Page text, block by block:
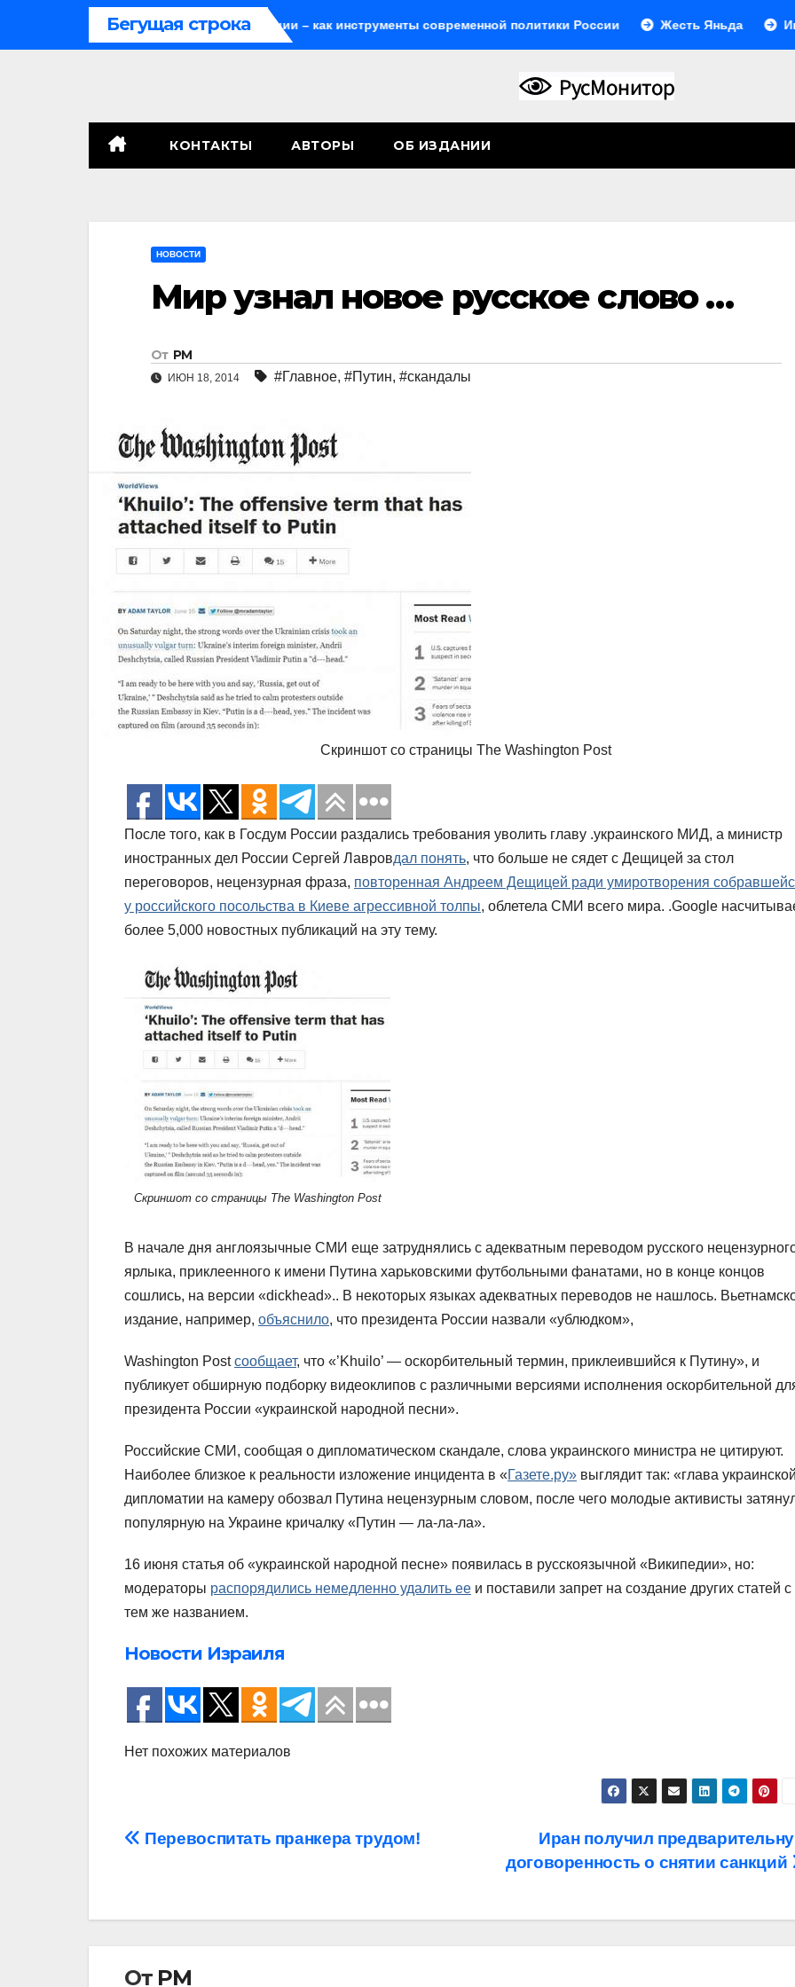
Бегущая строка
Мародёрство и провокации – как инструменты современной политики России Жесть Яньда Иногда
КОНТАКТЫ АВТОРЫ ОБ ИЗДАНИИ
НОВОСТИ
Мир узнал новое русское слово …
От РМ
ИЮН 18, 2014 #Главное, #Путин, #скандалы
Скриншот со страницы The Washington Post
После того, как в Госдум России раздались требования уволить главу .украинского МИД, а министр
иностранных дел России Сергей Лавровдал понять, что больше не сядет с Дещицей за стол
переговоров, нецензурная фраза, повторенная Андреем Дещицей ради умиротворения
у российского посольства в Киеве агрессивной толпы, облетела СМИ всего мира. .Google
более 5,000 новостных публикаций на эту тему.
Скриншот со страницы The Washington Post
В начале дня англоязычные СМИ еще затруднялись с адекватным переводом русского
ярлыка, приклеенного к имени Путина харьковскими футбольными фанатами, но в конце концов
сошлись, на версии «dickhead».. В некоторых языках адекватных переводов не нашлось.
издание, например, объяснило, что президента России назвали «ублюдком»,
Washington Postсообщает, что «’Khuilo’ — оскорбительный термин, приклеившийся к Путину», и
публикует обширную подборку видеоклипов с различными версиями исполнения оскорбительной
президента России «украинской народной песни».
Российские СМИ, сообщая о дипломатическом скандале, слова украинского министра не цитируют.
Наиболее близкое к реальности изложение инцидента в «Газете.ру» выглядит так: «глава
дипломатии на камеру обозвал Путина нецензурным словом, после чего молодые активисты
популярную на Украине кричалку «Путин — ла-ла-ла».
16 июня статья об «украинской народной песне» появилась в русскоязычной «Википедии», но:
модераторы распорядились немедленно удалить ее и поставили запрет на создание других статей с
тем же названием.
Новости Израиля
Нет похожих материалов
Навигация
записям
Иран получил
договоренность о снятии санкций
Перевоспитать пранкера трудом!
От РМ